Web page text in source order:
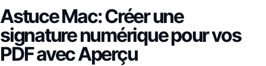
Astuce Mac: Créer une
signature numérique pour vos
PDF avec Aperçu